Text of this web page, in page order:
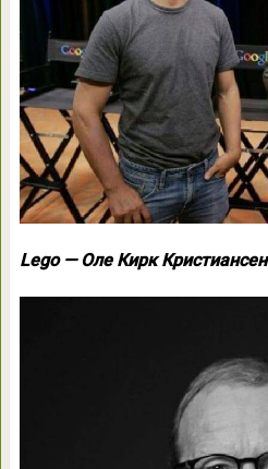
Lego — Оле Кирк Кристиансен